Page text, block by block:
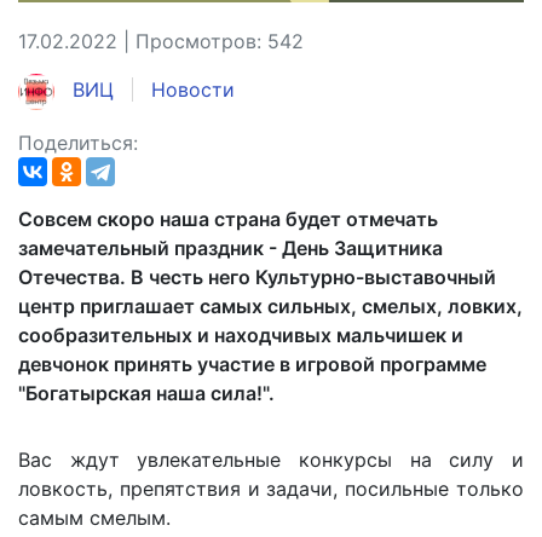
17.02.2022 | Просмотров: 542
ВИЦ Новости
Поделиться:
Совсем скоро наша страна будет отмечать
замечательный праздник - День Защитника
Отечества. В честь него Культурно-выставочный
центр приглашает самых сильных, смелых, ловких,
сообразительных и находчивых мальчишек и
девчонок принять участие в игровой программе
"Богатырская наша сила!".
Вас ждут увлекательные конкурсы на силу и
ловкость, препятствия и задачи, посильные только
самым смелым.